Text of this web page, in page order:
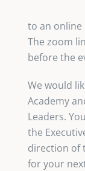
to an online
The zoom
before the
We would
Academy
Leaders.
the
direction of
for your